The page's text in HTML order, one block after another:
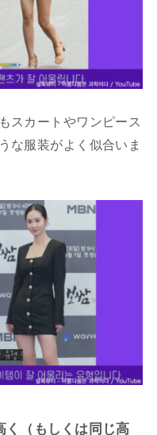
スカートやワンピース
な服装がよく似合いま
く（もしくは同じ高